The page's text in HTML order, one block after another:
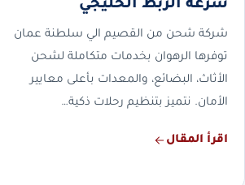
سرعة الربط الخليجي
شركة شحن من القصيم الي سلطنة عمان
توفرها الرهوان بخدمات متكاملة لشحن
الأثاث، البضائع، والمعدات بأعلى معايير
الأمان. نتميز بتنظيم رحلات ذكية…
اقرأ المقال